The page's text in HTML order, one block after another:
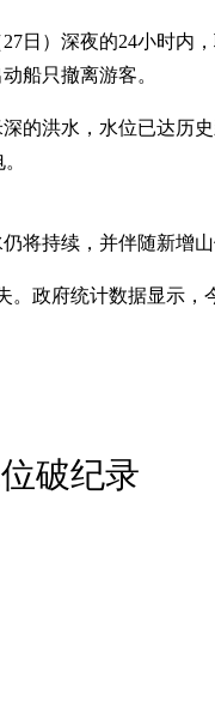
日）深夜的24小时
船只撤离游客。
的洪水，水位已达
将持续，并伴随新增山
政府统计数据显示
破纪录